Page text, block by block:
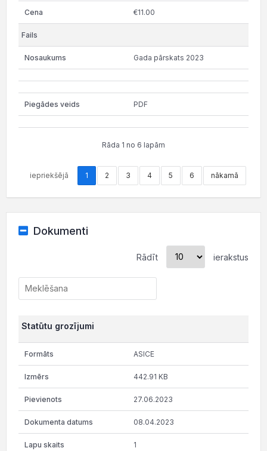
€11.00
Gada pārskats 2023
PDF
Rāda 1 no 6 lapām
iepriekšējā 1 2 3 4 5 6 nākamā
Dokumenti
Rādīt ierakstus
Statūtu grozījumi
ASICE
442.91 KB
27.06.2023
08.04.2023
1